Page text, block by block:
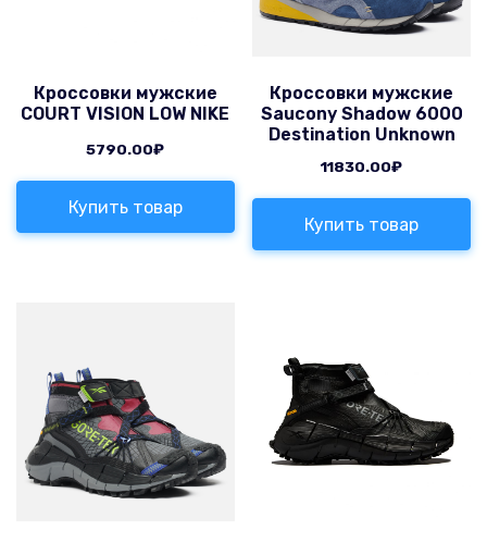
Кроссовки мужские
COURT VISION LOW NIKE
5790.00₽
Купить товар
Кроссовки мужские
Saucony Shadow 6000
Destination Unknown
11830.00₽
Купить товар